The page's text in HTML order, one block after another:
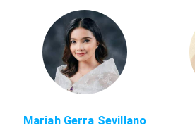
Mariah Gerra Sevillano